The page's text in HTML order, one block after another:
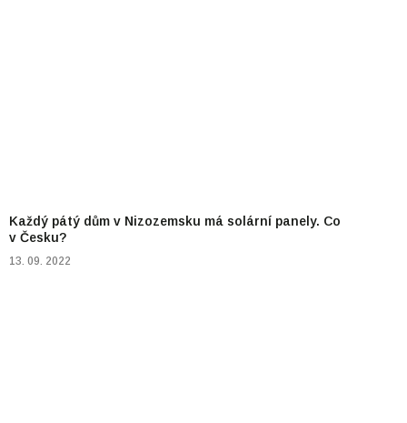
Každý pátý dům v Nizozemsku má solární panely. Co
v Česku?
13. 09. 2022